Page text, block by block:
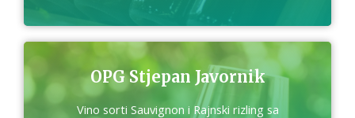
OPG Stjepan Javornik
Vino sorti Sauvignon i Rajnski rizling sa